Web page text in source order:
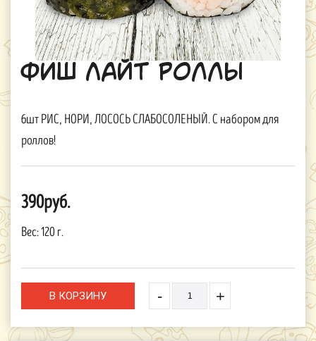
Фиш Лайт Роллы
6шт РИС, НОРИ, ЛОСОСЬ СЛАБОСОЛЕНЫЙ. С набором для
роллов!
390руб.
Вес:120 г.
- +